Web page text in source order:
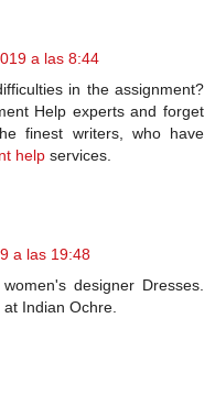
a las 8:44
in the assignment?
Help experts and forget
finest writers, who have
help services.
a las 19:48
designer Dresses.
Indian Ochre.